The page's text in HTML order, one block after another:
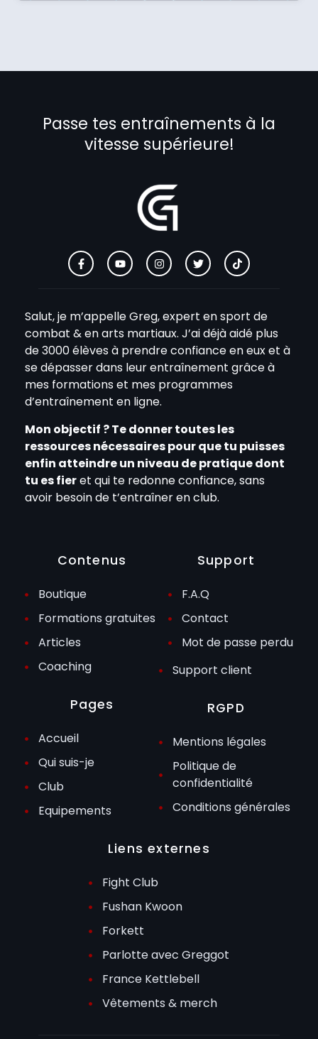
Passe tes entraînements à la
vitesse supérieure!
Salut, je m’appelle Greg, expert en sport de
combat & en arts martiaux. J’ai déjà aidé plus
de 3000 élèves à prendre confiance en eux et à
se dépasser dans leur entraînement grâce à
mes formations et mes programmes
d’entraînement en ligne.
Mon objectif ? Te donner toutes les
ressources nécessaires pour que tu puisses
enfin atteindre un niveau de pratique dont
tu es fieret qui te redonne confiance, sans
avoir besoin de t’entraîner en club.
Contenus
Boutique
Formations gratuites
Articles
Coaching
Pages
Accueil
Qui suis-je
Club
Equipements
Support
F.A.Q
Contact
Mot de passe perdu
Support client
RGPD
Mentions légales
Politique de
confidentialité
Conditions générales
Liens externes
Fight Club
Fushan Kwoon
Forkett
Parlotte avec Greggot
France Kettlebell
Vêtements & merch